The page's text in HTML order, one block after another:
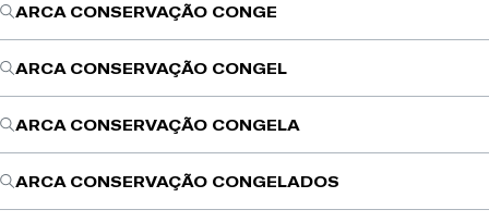
ARCA CONSERVAÇÃO CONGE
ARCA CONSERVAÇÃO CONGEL
ARCA CONSERVAÇÃO CONGELA
ARCA CONSERVAÇÃO CONGELADOS